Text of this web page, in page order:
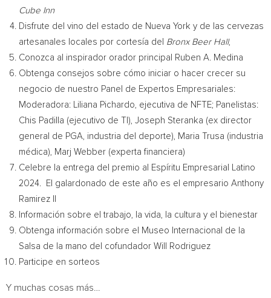
Cube Inn
Disfrute del vino del estado de Nueva York y de las cervezas
artesanales locales por cortesía del Bronx Beer Hall,
Conozca al inspirador orador principal
Ruben A. Medina
Obtenga consejos sobre cómo iniciar o hacer crecer su
negocio de nuestro Panel de Expertos Empresariales:
Moderadora: Liliana Pichardo, ejecutiva de NFTE; Panelistas:
Chis Padilla (ejecutivo de TI), Joseph Steranka (ex director
general de PGA, industria del deporte), Maria Trusa (industria
médica), Marj Webber (experta financiera)
Celebre la entrega del premio al Espíritu Empresarial Latino
2024. El galardonado de este año es el empresario Anthony
Ramirez II
Información sobre el trabajo, la vida, la cultura y el bienestar
Obtenga información sobre el Museo Internacional de la
Salsa de la mano del cofundador Will Rodriguez
Participe en sorteos
Y muchas cosas más…